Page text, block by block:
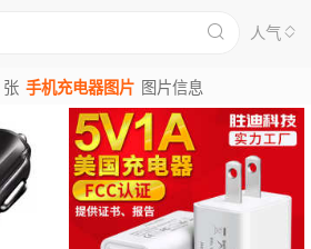
人气
张 手机充电器图片 图片信息